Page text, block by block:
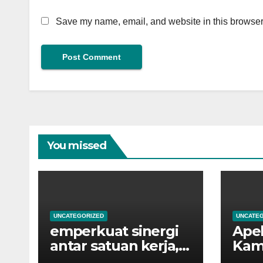
Save my name, email, and website in this
You missed
UNCATEGORIZED
emperkuat sinergi
antar satuan kerja,